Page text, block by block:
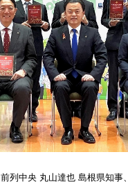
前列中央 丸山達也 島根県知事、